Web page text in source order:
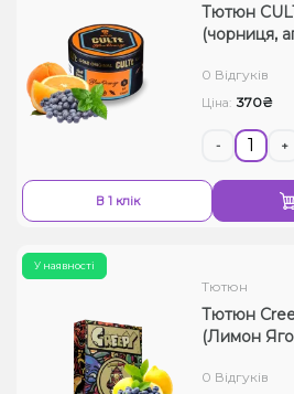
Тютюн
(чорниця,
0 Відгуків
Ціна: 370₴
- +
В 1 клік
У наявності
Тютюн
Тютюн
(Лимон
0 Відгуків